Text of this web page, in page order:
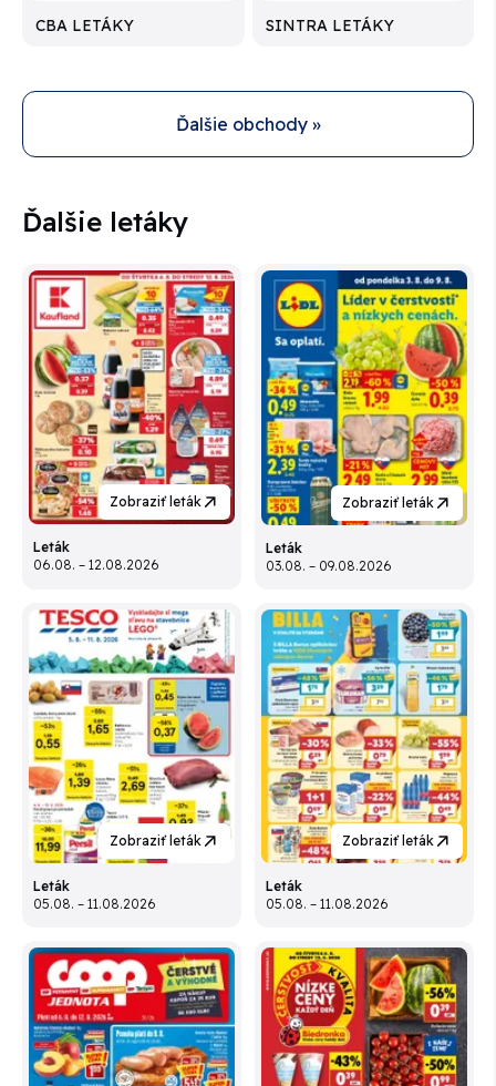
CBA LETÁKY SINTRA LETÁKY
Ďalšie obchody »
Ďalšie letáky
Zobraziť leták
Leták
06.08. – 12.08.2026
Zobraziť leták
Leták
03.08. – 09.08.2026
Zobraziť leták
Leták
05.08. – 11.08.2026
Zobraziť leták
Leták
05.08. – 11.08.2026